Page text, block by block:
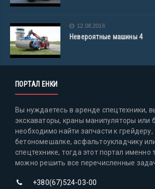
12.08.2016
Невероятные машины 4
ПОРТАЛ ЕНКИ
Вы нуждаетесь в аренде спецтехники,
экскаваторы, краны манипуляторы или
необходимо найти запчасти к грейдеру,
бетономешалке, асфальтоукладчику
спецтехнике, тогда этот портал именно
можно решить все перечисленные
+380(67)524-03-00